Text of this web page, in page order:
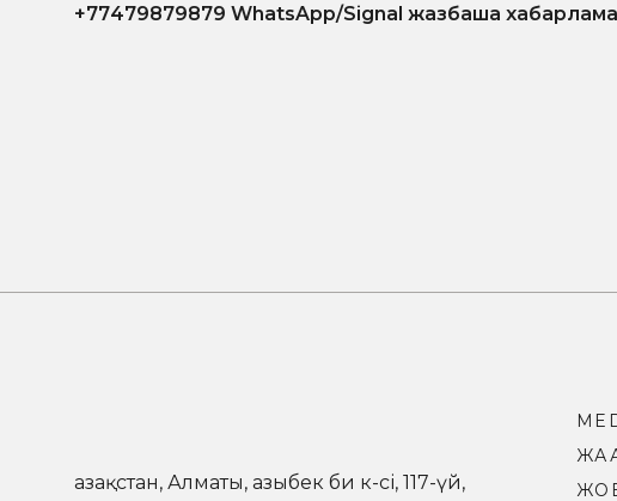
+77479879879 WhatsApp/Signal жазбаша
Қазақстан, Алматы, Қазыбек би к-сі, 117-үй,